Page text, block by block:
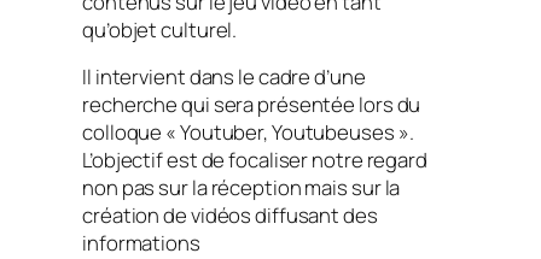
qu’objet culturel.
Il intervient dans le cadre d’une
recherche qui sera présentée lors du
colloque « Youtuber, Youtubeuses ».
L’objectif est de focaliser notre regard
non pas sur la réception mais sur la
création de vidéos diffusant des
informations